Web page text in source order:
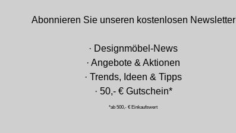
Abonnieren Sie unseren kostenlosen Newsletter
· Designmöbel-News
· Angebote & Aktionen
· Trends, Ideen & Tipps
· 50,- € Gutschein*
*ab 500,- € Einkaufswert